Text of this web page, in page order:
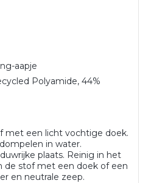
aapje
Polyamide, 44%
met een licht vochtige doek.
in water.
plaats. Reinig in het
de stof met een doek of een
en neutrale zeep.